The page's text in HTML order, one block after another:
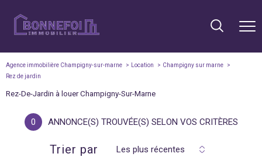
Agence immobilière Champigny-sur-marne Location
Champigny sur marne
Rez de jardin
Rez-De-Jardin à louer Champigny-Sur-Marne
0 ANNONCE(S) TROUVÉE(S) SELON VOS CRITÈRES
Trier par Les plus récentes